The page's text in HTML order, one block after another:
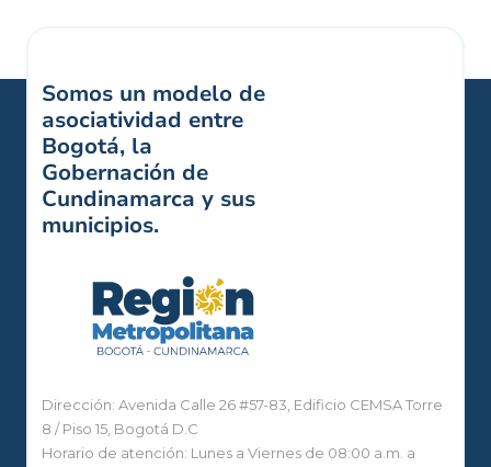
Somos un modelo de
asociatividad entre
Bogotá, la
Gobernación de
Cundinamarca y sus
municipios.
Dirección: Avenida Calle 26 #57-83, Edificio CEMSA Torre
8 / Piso 15, Bogotá D.C
Horario de atención: Lunes a Viernes de 08:00 a.m. a